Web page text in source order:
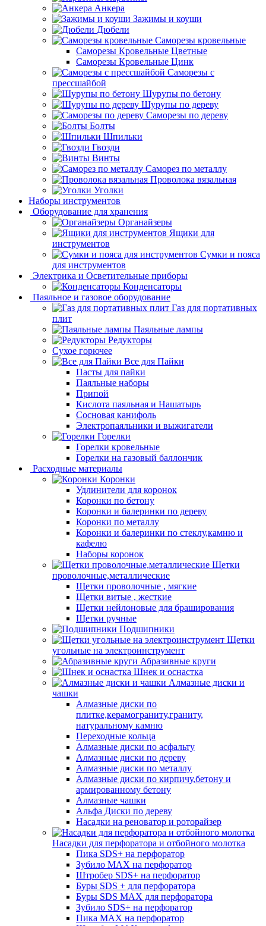
Анкера
Зажимы и коуши
Дюбели
Саморезы кровельные
Саморезы Кровельные Цветные
Саморезы Кровельные Цинк
Саморезы с
прессшайбой
Шурупы по бетону
Шурупы по дереву
Саморезы по дереву
Болты
Шпильки
Гвозди
Винты
Саморез по металлу
Проволока вязальная
Уголки
Наборы инструментов
Оборудование для хранения
Органайзеры
Ящики для
инструментов
Сумки и пояса
для инструментов
Электрика и Осветительные приборы
Конденсаторы
Паяльное и газовое оборудование
Газ для портативных
плит
Паяльные лампы
Редукторы
Сухое горючее
Все для Пайки
Пасты для пайки
Паяльные наборы
Припой
Кислота паяльная и Нашатырь
Сосновая канифоль
Электропаяльники и выжигатели
Горелки
Горелки кровельные
Горелки на газовый баллончик
Расходные материалы
Коронки
Удлинители для коронок
Коронки по бетону
Коронки и балеринки по дереву
Коронки по металлу
Коронки и балеринки по стеклу,камню и
кафелю
Наборы коронок
Щетки
проволочные,металлические
Щетки проволочные , мягкие
Щетки витые , жесткие
Щетки нейлоновые для браширования
Щетки ручные
Подшипники
Щетки
угольные на электроинструмент
Абразивные круги
Шнек и оснастка
Алмазные диски и
чашки
Алмазные диски по
плитке,керамограниту,граниту,
натуральному камню
Переходные кольца
Алмазные диски по асфальту
Алмазные диски по дереву
Алмазные диски по металлу
Алмазные диски по кирпичу,бетону и
армированному бетону
Алмазные чашки
Альфа Диски по дереву
Насадки на реноватор и роторайзер
Насадки для перфоратора и отбойного молотка
Пика SDS+ на перфоратор
Зубило MAX на перфоратор
Штробер SDS+ на перфоратор
Буры SDS + для перфоратора
Буры SDS MAX для перфоратора
Зубило SDS+ на перфоратор
Пика MAX на перфоратор